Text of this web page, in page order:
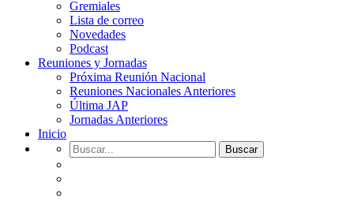
Gremiales
Lista de correo
Novedades
Podcast
Reuniones y Jornadas
Próxima Reunión Nacional
Reuniones Nacionales Anteriores
Última JAP
Jornadas Anteriores
Inicio